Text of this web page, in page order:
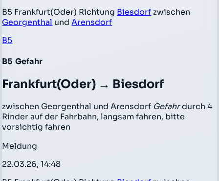
B5 Frankfurt(Oder) Richtung Biesdorf zwischen
Georgenthal undArensdorf
B5
B5 Gefahr
Frankfurt(Oder) → Biesdorf
zwischen Georgenthal und Arensdorf Gefahrdurch 4
Rinder auf der Fahrbahn, langsam fahren, bitte
vorsichtig fahren
Meldung
22.03.26, 14:48